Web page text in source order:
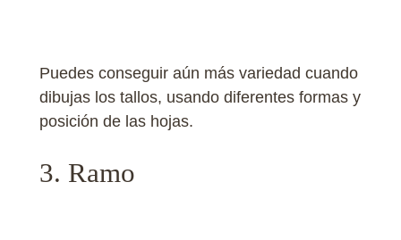
Puedes conseguir aún más variedad cuando
dibujas los tallos, usando diferentes formas y
posición de las hojas.
3. Ramo